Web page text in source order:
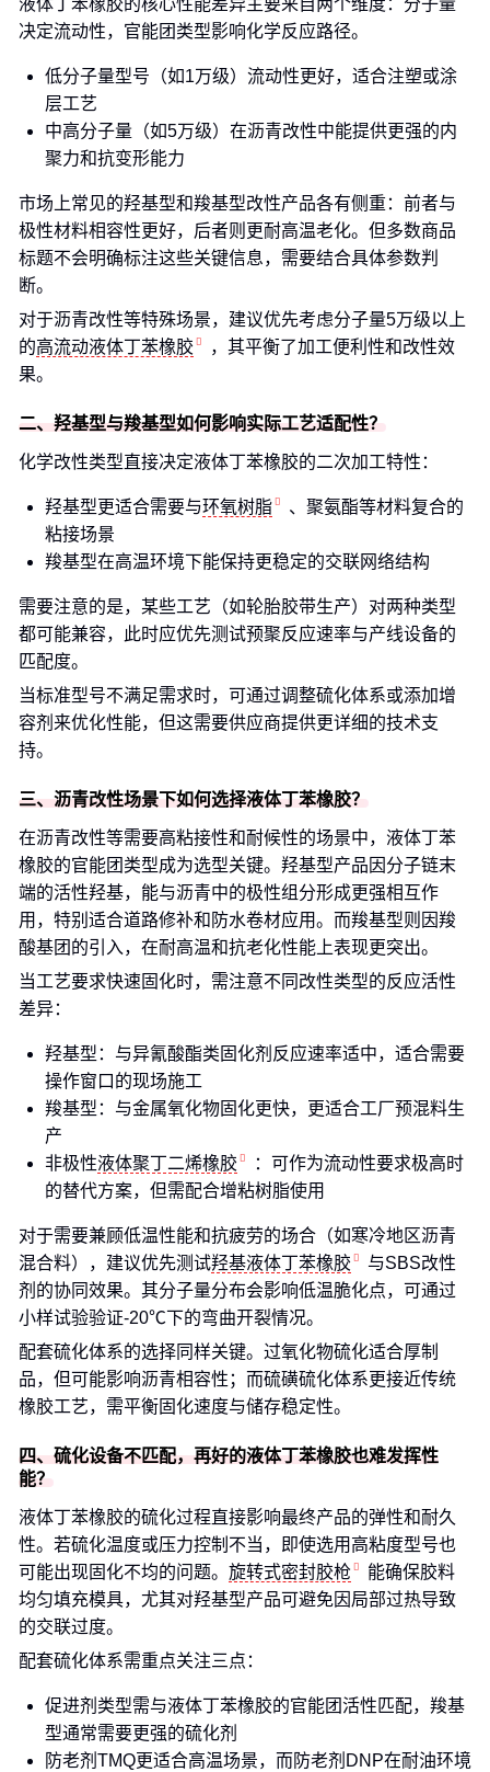
液体丁苯橡胶的核心性能差异主要来自两个维度：分子量
决定流动性，官能团类型影响化学反应路径。
低分子量型号（如1万级）流动性更好，适合注塑或涂
层工艺
中高分子量（如5万级）在沥青改性中能提供更强的内
聚力和抗变形能力
市场上常见的羟基型和羧基型改性产品各有侧重：前者与
极性材料相容性更好，后者则更耐高温老化。但多数商品
标题不会明确标注这些关键信息，需要结合具体参数判
断。
对于沥青改性等特殊场景，建议优先考虑分子量5万级以上
的高流动液体丁苯橡胶
，其平衡了加工便利性和改性效
果。
二、羟基型与羧基型如何影响实际工艺适配性？
化学改性类型直接决定液体丁苯橡胶的二次加工特性：
羟基型更适合需要与环氧树脂
、聚氨酯等材料复合的
粘接场景
羧基型在高温环境下能保持更稳定的交联网络结构
需要注意的是，某些工艺（如轮胎胶带生产）对两种类型
都可能兼容，此时应优先测试预聚反应速率与产线设备的
匹配度。
当标准型号不满足需求时，可通过调整硫化体系或添加增
容剂来优化性能，但这需要供应商提供更详细的技术支
持。
三、沥青改性场景下如何选择液体丁苯橡胶？
在沥青改性等需要高粘接性和耐候性的场景中，液体丁苯
橡胶的官能团类型成为选型关键。羟基型产品因分子链末
端的活性羟基，能与沥青中的极性组分形成更强相互作
用，特别适合道路修补和防水卷材应用。而羧基型则因羧
酸基团的引入，在耐高温和抗老化性能上表现更突出。
当工艺要求快速固化时，需注意不同改性类型的反应活性
差异：
羟基型：与异氰酸酯类固化剂反应速率适中，适合需要
操作窗口的现场施工
羧基型：与金属氧化物固化更快，更适合工厂预混料生
产
非极性液体聚丁二烯橡胶
：可作为流动性要求极高时
的替代方案，但需配合增粘树脂使用
对于需要兼顾低温性能和抗疲劳的场合（如寒冷地区沥青
混合料），建议优先测试羟基液体丁苯橡胶
与SBS改性
剂的协同效果。其分子量分布会影响低温脆化点，可通过
小样试验验证-20℃下的弯曲开裂情况。
配套硫化体系的选择同样关键。过氧化物硫化适合厚制
品，但可能影响沥青相容性；而硫磺硫化体系更接近传统
橡胶工艺，需平衡固化速度与储存稳定性。
四、硫化设备不匹配，再好的液体丁苯橡胶也难发挥性
能？
液体丁苯橡胶的硫化过程直接影响最终产品的弹性和耐久
性。若硫化温度或压力控制不当，即使选用高粘度型号也
可能出现固化不均的问题。 旋转式密封胶枪
能确保胶料
均匀填充模具，尤其对羟基型产品可避免因局部过热导致
的交联过度。
配套硫化体系需重点关注三点：
促进剂类型需与液体丁苯橡胶的官能团活性匹配，羧基
型通常需要更强的硫化剂
防老剂TMQ更适合高温场景，而防老剂DNP在耐油环境